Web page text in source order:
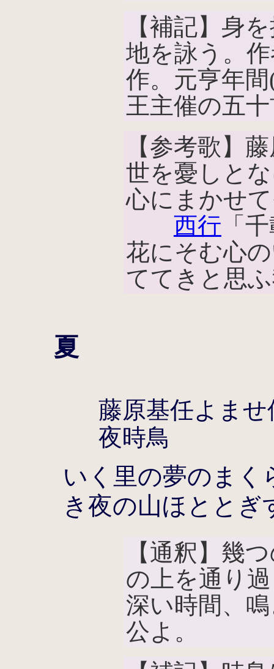
【補記】身
地を詠う。
作。元亨年
王主催の五
【参考歌】
世を憂しと
心にまかせ
西行 「
花にそむ心
ててきと思
夏
藤原基任よま
夜時鳥
いく里の夢のまく
き夜の山ほととぎ
【通釈】幾
の上を通り
深い時間、
公よ。